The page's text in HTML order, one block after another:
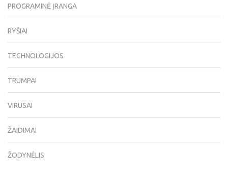
PROGRAMINĖ ĮRANGA
RYŠIAI
TECHNOLOGIJOS
TRUMPAI
VIRUSAI
ŽAIDIMAI
ŽODYNĖLIS